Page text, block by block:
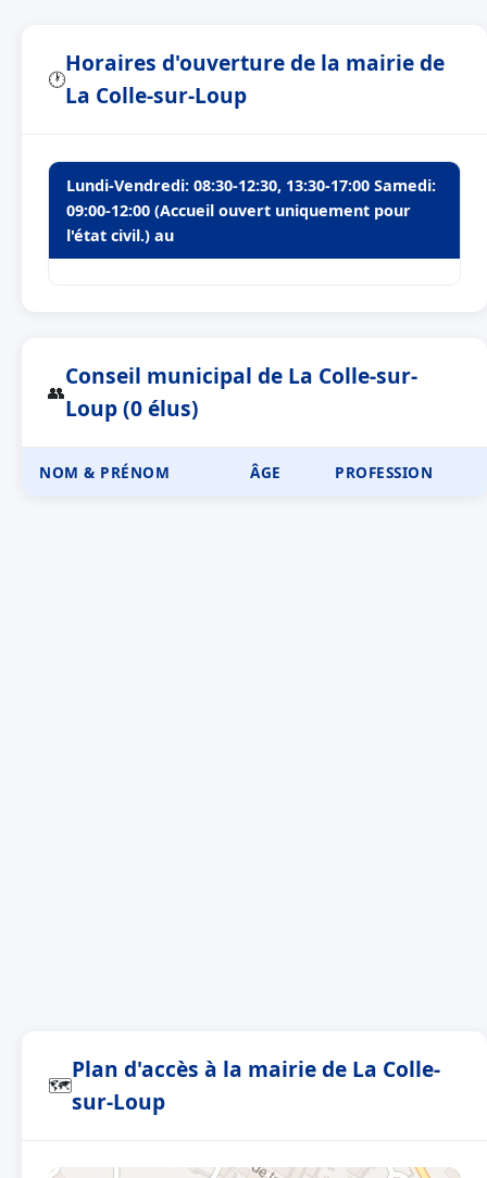
🕐
Horaires d'ouverture de la mairie de
La Colle-sur-Loup
Lundi-Vendredi: 08:30-12:30, 13:30-17:00 Samedi:
09:00-12:00 (Accueil ouvert uniquement pour
l'état civil.) au
👥
Conseil municipal de La Colle-sur-
Loup (0 élus)
NOM & PRÉNOM ÂGE PROFESSION
🗺
Plan d'accès à la mairie de La Colle-
sur-Loup